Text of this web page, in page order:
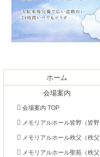
ン
の
ホーム
会場案内
会場案内 TOP
メモリアルホール皆野（皆野町）
メモリアルホール秩父（秩父市下影森）
メモリアルホール聖苑（秩父市大宮）